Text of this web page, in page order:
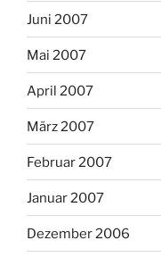
Juni 2007
Mai 2007
April 2007
März 2007
Februar 2007
Januar 2007
Dezember 2006